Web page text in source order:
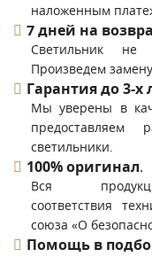
наложенным
7 дней на
Светильник
Произведем
Гарантия до 3-х
Мы уверены в
светильники.
100% оригинал.
Вся
соответствия
союза «О
Помощь в